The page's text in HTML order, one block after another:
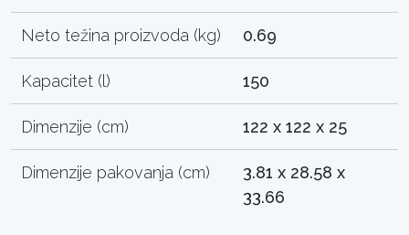
Neto težina proizvoda (kg) 0.69
Kapacitet (l) 150
Dimenzije (cm) 122 x 122 x 25
Dimenzije pakovanja (cm)
3.81 x 28.58 x
33.66